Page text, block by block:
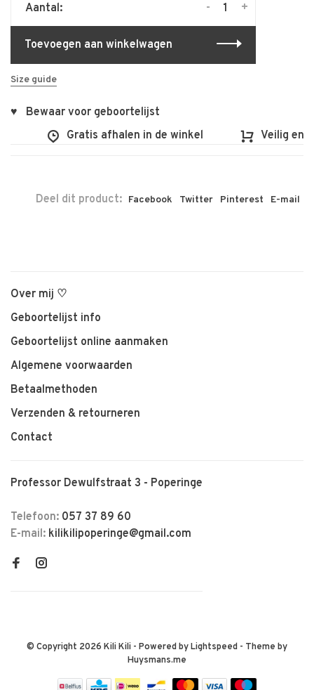
Aantal: +
-
Toevoegen aan winkelwagen
Size guide
♥ Bewaar voor geboortelijst
Gratis afhalen in de winkel
Veilig en
Deel dit product: Facebook Twitter Pinterest E-mail
Over mij ♡
Geboortelijst info
Geboortelijst online aanmaken
Algemene voorwaarden
Betaalmethoden
Verzenden & retourneren
Contact
Professor Dewulfstraat 3 - Poperinge
Telefoon: 057 37 89 60
E-mail: kilikilipoperinge@gmail.com
© Copyright 2026 Kili Kili - Powered byLightspeed - Theme by
Huysmans.me